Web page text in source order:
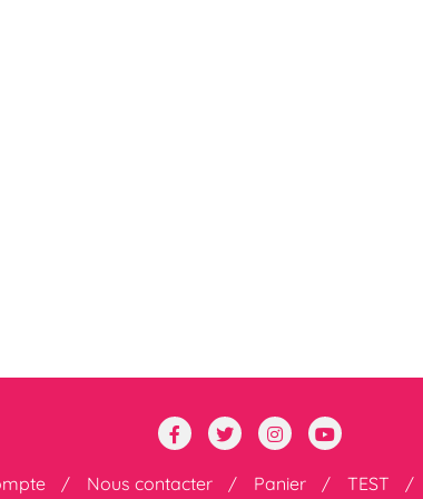
Nous contacter Panier TEST